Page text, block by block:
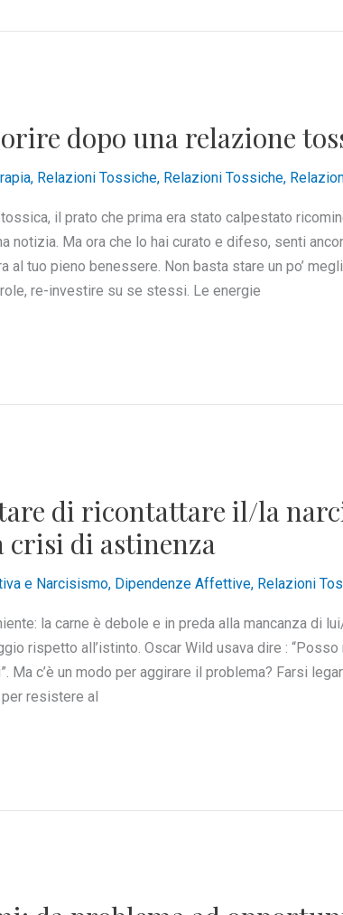
dopo una relazione
, Relazioni Tossiche, Relazioni Tossiche,
il prato che prima era stato calpestato
notizia. Ma ora che lo hai curato e difeso, senti
al tuo pieno benessere. Non basta stare un po’
re-investire su se stessi. Le energie
di ricontattare il/la
crisi di astinenza
e Narcisismo, Dipendenze Affettive, Relazioni
la carne è debole e in preda alla mancanza di
rispetto all’istinto. Oscar Wild usava dire :
Ma c’è un modo per aggirare il problema? Farsi
resistere al